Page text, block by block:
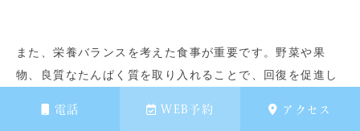
電話 WEB予約 アクセス
また、栄養バランスを考えた食事が重要です。野菜や果
物、良質なたんぱく質を取り入れることで、回復を促進し